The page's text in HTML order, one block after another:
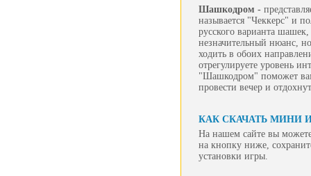
Шашкодром -
называется "Чеккерс" и
русского варианта
незначительный нюанс,
ходить в обоих
отрегулируете уровень
"Шашкодром" поможет вам
провести вечер и
КАК СКАЧАТЬ МИНИ
На нашем сайте вы
на кнопку ниже,
установки игры.